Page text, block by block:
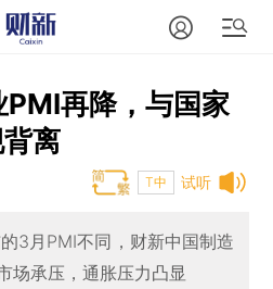
再降，与国家
离
试听
T中
3月PMI不同，财新中国制造
场承压，通胀压力凸显